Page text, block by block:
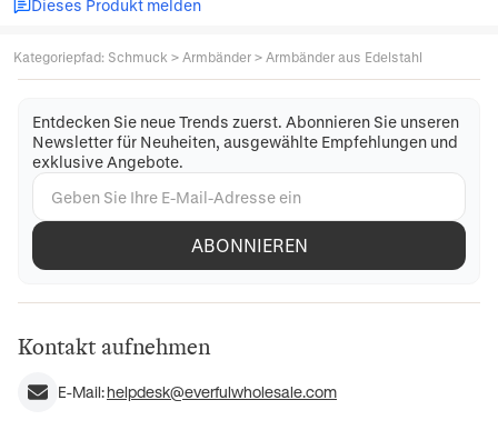
Dieses Produkt melden
Kategoriepfad: Schmuck > Armbänder > Armbänder aus Edelstahl
Entdecken Sie neue Trends zuerst. Abonnieren Sie unseren
Newsletter für Neuheiten, ausgewählte Empfehlungen und
exklusive Angebote.
ABONNIEREN
Kontakt aufnehmen
E-Mail:helpdesk@everfulwholesale.com